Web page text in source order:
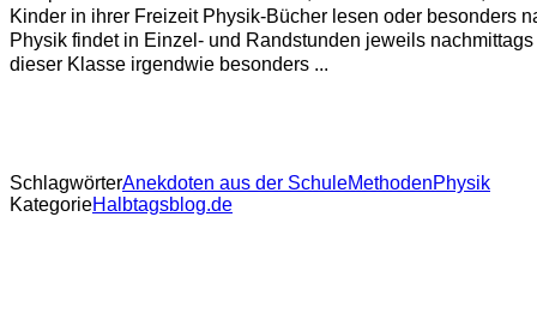
Kinder in ihrer Freizeit Physik-Bücher lesen oder besonders
Physik findet in Einzel- und Randstunden jeweils
dieser Klasse irgendwie besonders ...
SchlagwörterAnekdoten aus der SchuleMethodenPhysik
KategorieHalbtagsblog.de